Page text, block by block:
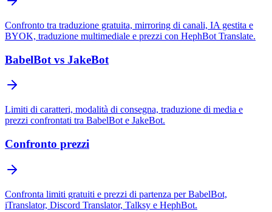
Confronto tra traduzione gratuita, mirroring di canali, IA gestita e
BYOK, traduzione multimediale e prezzi con HephBot Translate.
BabelBot vs JakeBot
Limiti di caratteri, modalità di consegna, traduzione di media e
prezzi confrontati tra BabelBot e JakeBot.
Confronto prezzi
Confronta limiti gratuiti e prezzi di partenza per BabelBot,
iTranslator, Discord Translator, Talksy e HephBot.